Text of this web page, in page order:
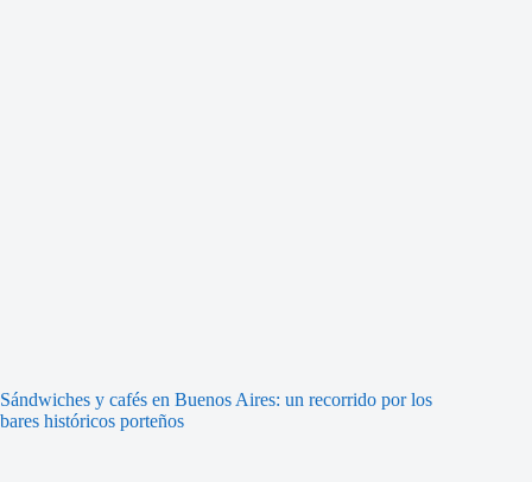
Sándwiches y cafés en Buenos Aires: un recorrido por los
bares históricos porteños